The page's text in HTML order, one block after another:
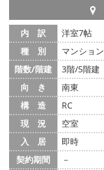
内 訳
洋室7帖
種 別
マンション
階数/階建
3階/5階建
向 き
南東
構 造
RC
現 況
空室
入 居
即時
契約期間
－